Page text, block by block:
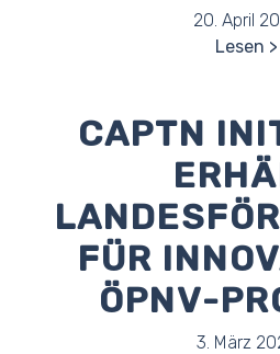
20. April
Lesen
CAPTN
FÜR
ÖPNV-
3. März